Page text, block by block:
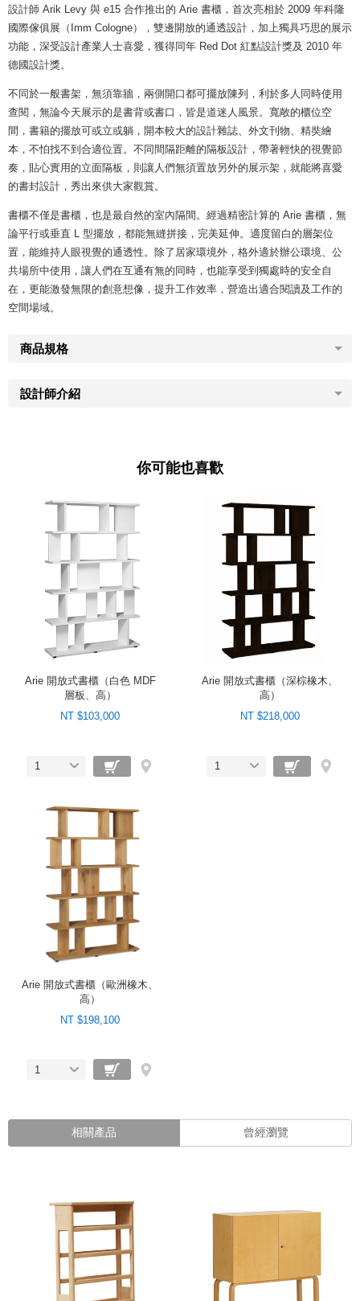
設計師 Arik Levy 與 e15 合作推出的 Arie 書櫃，首次亮相於 2009 年科隆
國際傢俱展（Imm Cologne），雙邊開放的通透設計，加上獨具巧思的展示
功能，深受設計產業人士喜愛，獲得同年 Red Dot 紅點設計獎及 2010 年
德國設計獎。
不同於一般書架，無須靠牆，兩側開口都可擺放陳列，利於多人同時使用
查閱，無論今天展示的是書背或書口，皆是道迷人風景。寬敞的櫃位空
間，書籍的擺放可或立或躺，開本較大的設計雜誌、外文刊物、精奘繪
本，不怕找不到合適位置。不同間隔距離的隔板設計，帶著輕快的視覺節
奏，貼心實用的立面隔板，則讓人們無須置放另外的展示架，就能將喜愛
的書封設計，秀出來供大家觀賞。
書櫃不僅是書櫃，也是最自然的室內隔間。經過精密計算的 Arie 書櫃，無
論平行或垂直 L 型擺放，都能無縫拼接，完美延伸。適度留白的層架位
置，能維持人眼視覺的通透性。除了居家環境外，格外適於辦公環境、公
共場所中使用，讓人們在互通有無的同時，也能享受到獨處時的安全自
在，更能激發無限的創意想像，提升工作效率，營造出適合閱讀及工作的
空間場域。
商品規格
設計師介紹
你可能也喜歡
Arie 開放式書櫃（白色 MDF
層板、高）
NT $103,000
1
Arie 開放式書櫃（深棕橡木、
高）
NT $218,000
1
Arie 開放式書櫃（歐洲橡木、
高）
NT $198,100
1
相關產品 曾經瀏覽